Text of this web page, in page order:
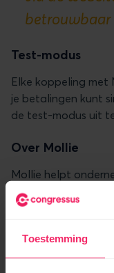
Toestemming
betrouwbaar
Test-modus
Elke koppeling met
je betalingen kunt
de test-modus uit
Over Mollie
Mollie helpt
te werken door
gebruiken,